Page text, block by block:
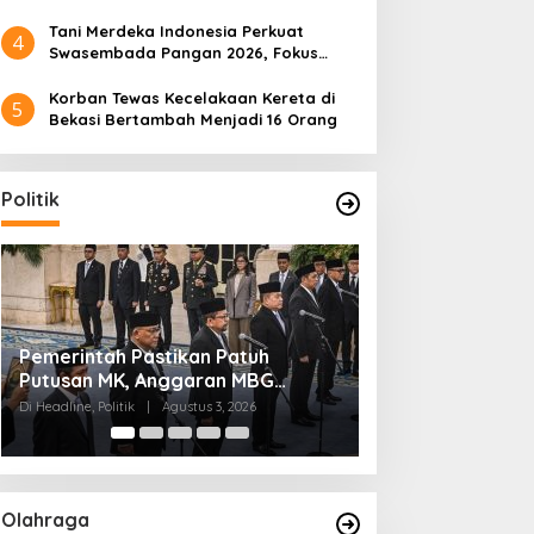
Jinping dan Tokayev
AI hingga Ekonomi
China Siap Dukung
Digital
Pemerintah Pastikan Patuh
Putusan MK, Anggaran MBG
Dipisah dari Dana
Pendidikan
4
Tani Merdeka Indonesia Perkuat
Swasembada Pangan 2026, Fokus
5
Korban Tewas Kecelakaan Kereta di
Bekasi Bertambah Menjadi 16 Orang
Politik
Kaesang Maju dari Dapil Puan, Ini
Alasan PSI Pilih Solo
Di Politik | Juli 29, 2026
Olahraga